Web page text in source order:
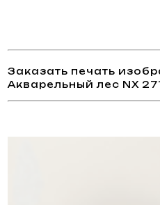
Заказать печать
Акварельный лес NX